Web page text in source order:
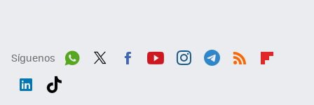
Síguenos